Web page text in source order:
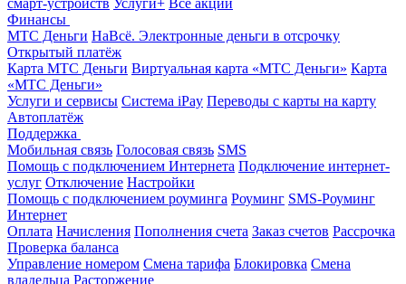
смарт-устройств Услуги+ Все акции
Финансы
МТС Деньги НаВсё. Электронные деньги в отсрочку
Открытый платёж
Карта МТС Деньги Виртуальная карта «МТС Деньги» Карта
«МТС Деньги»
Услуги и сервисы Система iPay Переводы с карты на карту
Автоплатёж
Поддержка
Мобильная связь Голосовая связь SMS
Помощь с подключением Интернета Подключение интернет-
услуг Отключение Настройки
Помощь с подключением роуминга Роуминг SMS-Роуминг
Интернет
Оплата Начисления Пополнения счета Заказ счетов Рассрочка
Проверка баланса
Управление номером Смена тарифа Блокировка Смена
владельца Расторжение